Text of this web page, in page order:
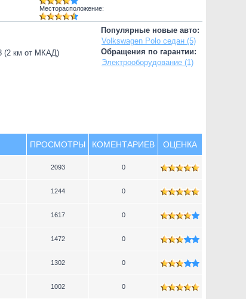
Месторасположение:
Популярные новые авто:
Volkswagen Polo седан (5)
Обращения по гарантии:
Электрооборудование (1)
(2 км от МКАД)
ПРОСМОТРЫ КОМЕНТАРИЕВ ОЦЕНКА
2093 0
1244 0
1617 0
1472 0
1302 0
1002 0